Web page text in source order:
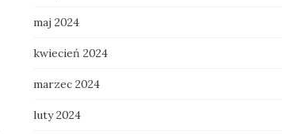
maj 2024
kwiecień 2024
marzec 2024
luty 2024